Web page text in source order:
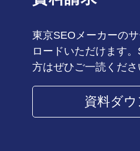
東京SEOメーカーの
ロードいただけます
方はぜひご一読くださ
資料ダ